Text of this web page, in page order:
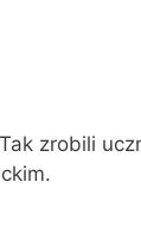
zrobili